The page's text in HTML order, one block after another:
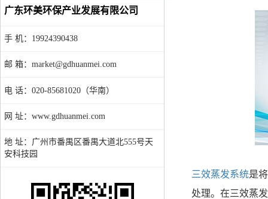
广东环美环保产业发展有限公司
手 机：19924390438
邮 箱：market@gdhuanmei.com
电 话：020-85681020（华南）
网 址：www.gdhuanmei.com
地 址：广州市番禺区番禺大道北555号天
安科技园
三效蒸发系统是
处理。在三效蒸